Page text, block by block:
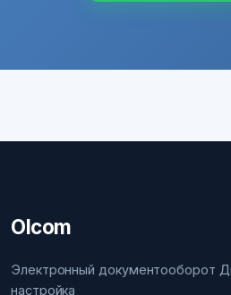
Olcom
Электронный документооборот
настройка